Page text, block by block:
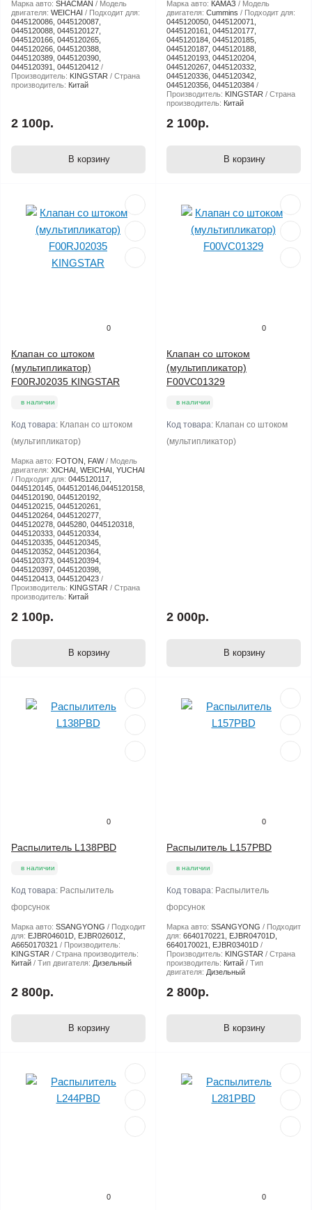
Марка авто: SHACMAN
Модель
двигателя: WEICHAI
Подходит для:
0445120086, 0445120087,
0445120088, 0445120127,
0445120166, 0445120265,
0445120266, 0445120388,
0445120389, 0445120390,
0445120391, 0445120412
Производитель: KINGSTAR
Страна
производитель: Китай
2 100р.
В корзину
Марка авто: КАМАЗ
Модель
двигателя: Cummins
Подходит для:
0445120050, 0445120071,
0445120161, 0445120177,
0445120184, 0445120185,
0445120187, 0445120188,
0445120193, 0445120204,
0445120267, 0445120332,
0445120336, 0445120342,
0445120356, 0445120384
Производитель: KINGSTAR
Страна
производитель: Китай
2 100р.
В корзину
0
Клапан со штоком
(мультипликатор)
F00RJ02035 KINGSTAR
в наличии
Код товара: Клапан со штоком
(мультипликатор)
Марка авто: FOTON, FAW
Модель
двигателя: XICHAI, WEICHAI, YUCHAI
Подходит для: 0445120117,
0445120145, 0445120146,0445120158,
0445120190, 0445120192,
0445120215, 0445120261,
0445120264, 0445120277,
0445120278, 0445280, 0445120318,
0445120333, 0445120334,
0445120335, 0445120345,
0445120352, 0445120364,
0445120373, 0445120394,
0445120397, 0445120398,
0445120413, 0445120423
Производитель: KINGSTAR
Страна
производитель: Китай
2 100р.
В корзину
0
Клапан со штоком
(мультипликатор)
F00VC01329
в наличии
Код товара: Клапан со штоком
(мультипликатор)
2 000р.
В корзину
0
Распылитель L138PBD
в наличии
Код товара: Распылитель
форсунок
Марка авто: SSANGYONG
Подходит
для: EJBR04601D, EJBR02601Z,
А6650170321
Производитель:
KINGSTAR
Страна производитель:
Китай
Тип двигателя: Дизельный
2 800р.
В корзину
0
Распылитель L157PBD
в наличии
Код товара: Распылитель
форсунок
Марка авто: SSANGYONG
Подходит
для: 6640170221, EJBR04701D,
6640170021, EJBR03401D
Производитель: KINGSTAR
Страна
производитель: Китай
Тип
двигателя: Дизельный
2 800р.
В корзину
0 0